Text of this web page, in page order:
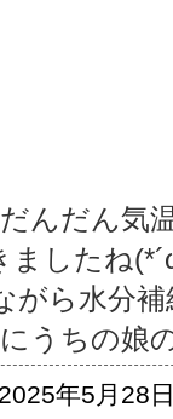
んだん気
したね
がら水分
うちの娘
2025年5月28